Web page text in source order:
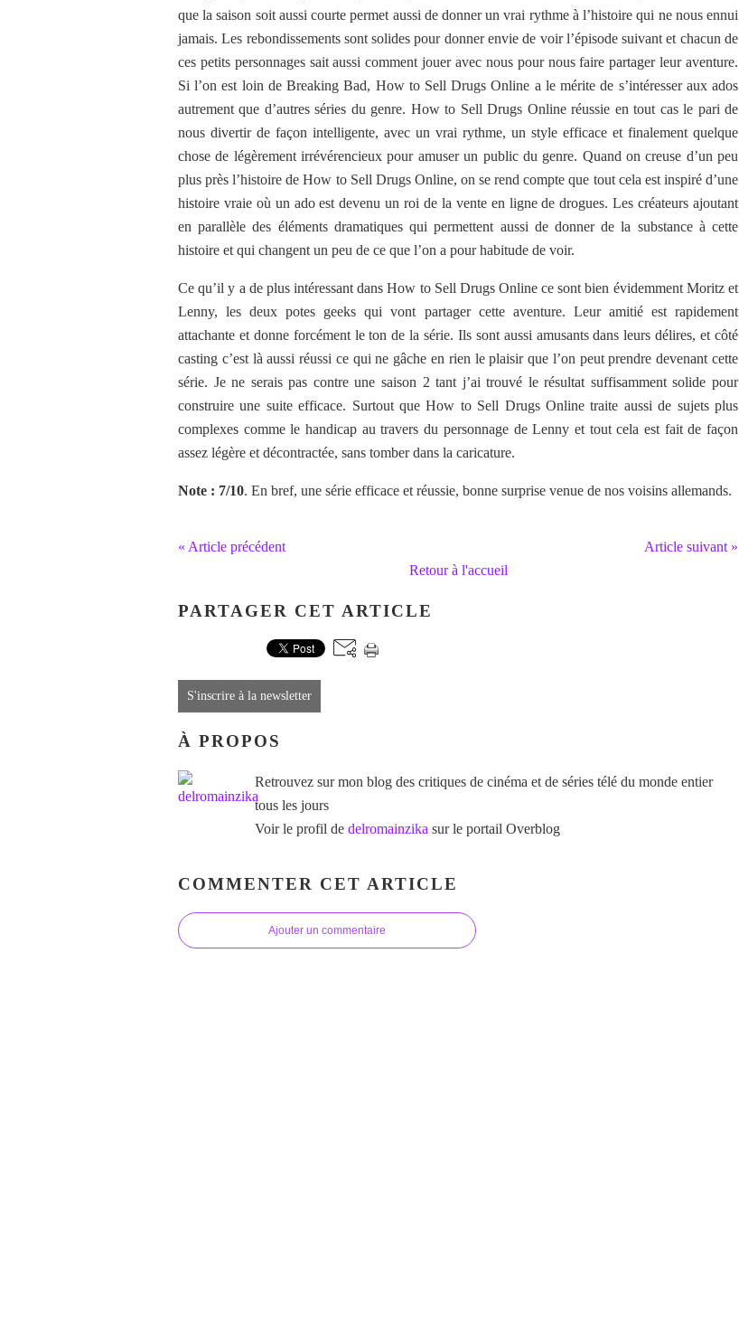
que la saison soit aussi courte permet aussi de donner un vrai rythme à l’histoire qui ne nous ennui
jamais. Les rebondissements sont solides pour donner envie de voir l’épisode suivant et chacun de
ces petits personnages sait aussi comment jouer avec nous pour nous faire partager leur aventure.
Si l’on est loin de Breaking Bad, How to Sell Drugs Online a le mérite de s’intéresser aux ados
autrement que d’autres séries du genre. How to Sell Drugs Online réussie en tout cas le pari de
nous divertir de façon intelligente, avec un vrai rythme, un style efficace et finalement quelque
chose de légèrement irrévérencieux pour amuser un public du genre. Quand on creuse d’un peu
plus près l’histoire de How to Sell Drugs Online, on se rend compte que tout cela est inspiré d’une
histoire vraie où un ado est devenu un roi de la vente en ligne de drogues. Les créateurs ajoutant
en parallèle des éléments dramatiques qui permettent aussi de donner de la substance à cette
histoire et qui changent un peu de ce que l’on a pour habitude de voir.
Ce qu’il y a de plus intéressant dans How to Sell Drugs Online ce sont bien évidemment Moritz et
Lenny, les deux potes geeks qui vont partager cette aventure. Leur amitié est rapidement
attachante et donne forcément le ton de la série. Ils sont aussi amusants dans leurs délires, et côté
casting c’est là aussi réussi ce qui ne gâche en rien le plaisir que l’on peut prendre devenant cette
série. Je ne serais pas contre une saison 2 tant j’ai trouvé le résultat suffisamment solide pour
construire une suite efficace. Surtout que How to Sell Drugs Online traite aussi de sujets plus
complexes comme le handicap au travers du personnage de Lenny et tout cela est fait de façon
assez légère et décontractée, sans tomber dans la caricature.
Note : 7/10. En bref, une série efficace et réussie, bonne surprise venue de nos voisins allemands.
« Article précédent
Article suivant »
Retour à l'accueil
PARTAGER CET ARTICLE
S'inscrire à la newsletter
À PROPOS
Retrouvez sur mon blog des critiques de cinéma et de séries télé du monde entier
tous les jours
Voir le profil de delromainzika sur le portail Overblog
COMMENTER CET ARTICLE
Ajouter un commentaire